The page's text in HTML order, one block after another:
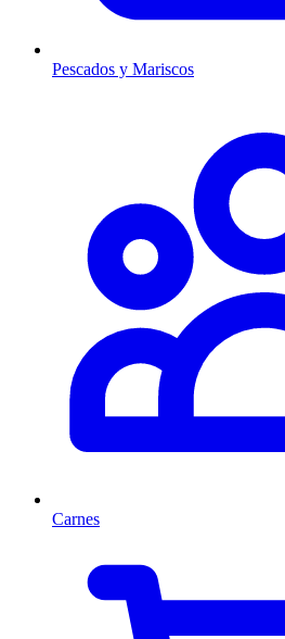
Pescados y Mariscos
Carnes